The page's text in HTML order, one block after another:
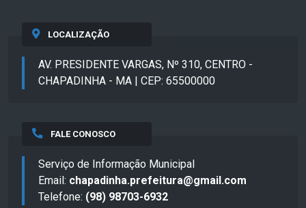
LOCALIZAÇÃO
AV. PRESIDENTE VARGAS, Nº 310, CENTRO -
CHAPADINHA - MA | CEP: 65500000
FALE CONOSCO
Serviço de Informação Municipal
Email: chapadinha.prefeitura@gmail.com
Telefone: (98) 98703-6932